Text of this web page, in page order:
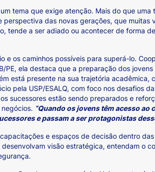
tema que exige atenção. Mais do que
das novas gerações, que
tende a ser adiado ou acontecer de forma
e os caminhos possíveis para superá-lo.
ela destaca que a preparação dos
está presente na sua trajetória acadêmica,
pela USP/ESALQ, com foco nos desafios
sucessores estão sendo preparados e
“Quando os jovens têm acesso ao
e passam a ser protagonistas
e espaços de decisão dentro
visão estratégica, entendam o